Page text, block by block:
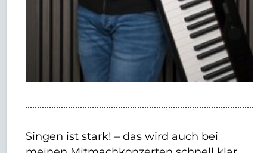
Singen ist stark! – das wird auch bei